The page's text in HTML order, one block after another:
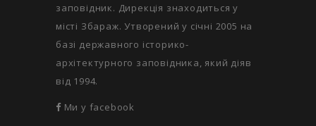
заповідник. Дирекція знаходиться у
місті Збараж. Утворений у січні 2005 на
базі державного історико-
архітектурного заповідника, який діяв
від 1994.
Ми у facebook